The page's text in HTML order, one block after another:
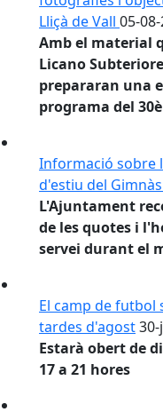
L'Arxiu Municipal
ciutadania per
fotografies i
Lliçà de Vall05-
Amb el material
Licano
programa del
Informació sobre
d'estiu del
L'Ajuntament
servei durant el
El camp de
tardes d'agost